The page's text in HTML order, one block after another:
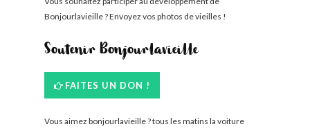
Bonjourlavieille ? Envoyez vos photos de vieilles !
Soutenir Bonjourlavieille
FAITES UN DON !
Vous aimez bonjourlavieille ? tous les matins la voiture